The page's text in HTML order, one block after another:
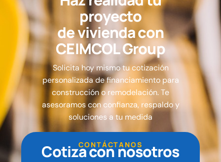
proyecto
deviviendacon
CEIMCOLGroup
Solicita hoy mismo tu cotización
personalizada de financiamiento para
construcción o remodelación. Te
asesoramos con confianza, respaldo y
soluciones a tu medida
CONTÁCTANOS
Cotizaconnosotros